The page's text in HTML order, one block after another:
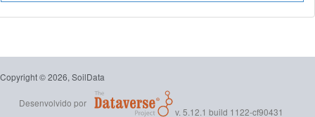
Copyright © 2026, SoilData
Desenvolvido por
v. 5.12.1 build 1122-cf90431